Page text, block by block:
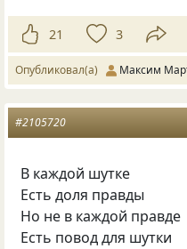
21 3
Опубликовал(а) Максим
#2105720
В каждой шутке
Есть доля правды
Но не в каждой правде
Есть повод для шутки